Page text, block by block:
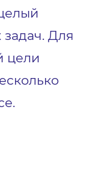
Для
цели